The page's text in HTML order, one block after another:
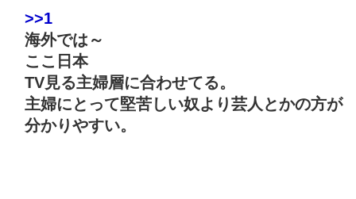
>>1
海外では～
ここ日本
TV見る主婦層に合わせてる。
主婦にとって堅苦しい奴より芸人とかの方が
分かりやすい。